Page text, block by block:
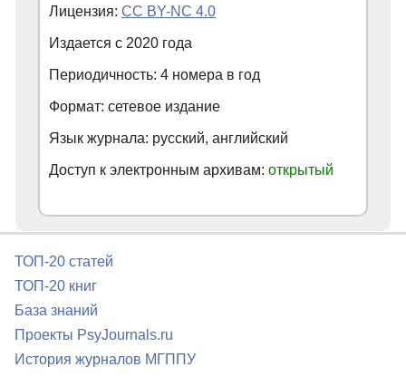
Лицензия: CC BY-NC 4.0
Издается с 2020 года
Периодичность: 4 номера в год
Формат: сетевое издание
Язык журнала: русский, английский
Доступ к электронным архивам: открытый
ТОП-20 статей
ТОП-20 книг
База знаний
Проекты PsyJournals.ru
История журналов МГППУ